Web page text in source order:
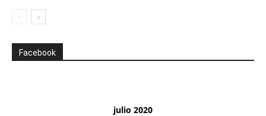
Facebook
julio 2020